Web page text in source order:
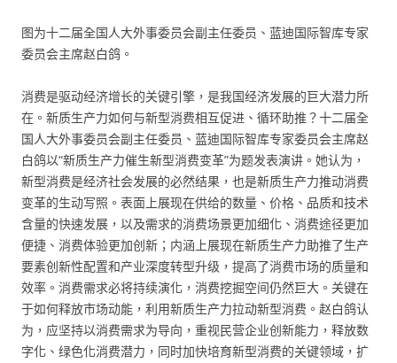
图为十二届全国人大外事委员会副主任委员、蓝迪国际智库专家
委员会主席赵白鸽。
消费是驱动经济增长的关键引擎，是我国经济发展的巨大潜力所
在。新质生产力如何与新型消费相互促进、循环助推？十二届全
国人大外事委员会副主任委员、蓝迪国际智库专家委员会主席赵
白鸽以“新质生产力催生新型消费变革”为题发表演讲。她认为，
新型消费是经济社会发展的必然结果，也是新质生产力推动消费
变革的生动写照。表面上展现在供给的数量、价格、品质和技术
含量的快速发展，以及需求的消费场景更加细化、消费途径更加
便捷、消费体验更加创新；内涵上展现在新质生产力助推了生产
要素创新性配置和产业深度转型升级，提高了消费市场的质量和
效率。消费需求必将持续演化，消费挖掘空间仍然巨大。关键在
于如何释放市场动能，利用新质生产力拉动新型消费。赵白鸽认
为，应坚持以消费需求为导向，重视民营企业创新能力，释放数
字化、绿色化消费潜力，同时加快培育新型消费的关键领域，扩